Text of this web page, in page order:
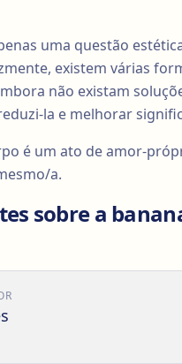
uma questão
existem várias
não existam
la e melhorar
é um ato de amor-
a.
sobre a